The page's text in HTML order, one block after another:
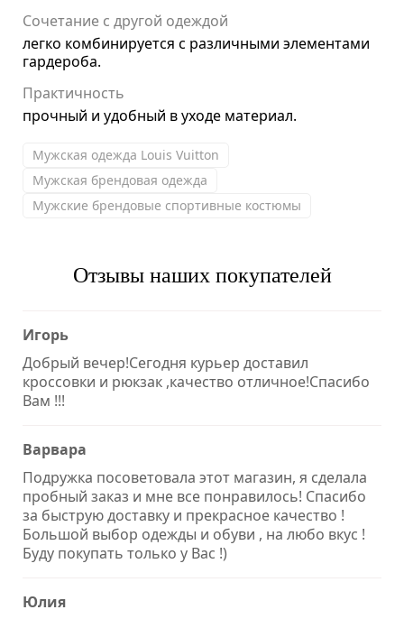
Сочетание с другой одеждой
легко комбинируется с различными элементами
гардероба.
Практичность
прочный и удобный в уходе материал.
Мужская одежда Louis Vuitton
Мужская брендовая одежда
Мужские брендовые спортивные костюмы
Отзывы наших покупателей
Игорь
Добрый вечер!Сегодня курьер доставил
кроссовки и рюкзак ,качество отличное!Спасибо
Вам !!!
Варвара
Подружка посоветовала этот магазин, я сделала
пробный заказ и мне все понравилось! Спасибо
за быструю доставку и прекрасное качество !
Большой выбор одежды и обуви , на любо вкус !
Буду покупать только у Вас !)
Юлия